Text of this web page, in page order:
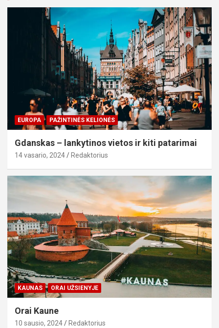
EUROPA PAŽINTINĖS KELIONĖS
Gdanskas – lankytinos vietos ir kiti patarimai
14 vasario, 2024 Redaktorius
KAUNAS ORAI UŽSIENYJE
Orai Kaune
10 sausio, 2024 Redaktorius